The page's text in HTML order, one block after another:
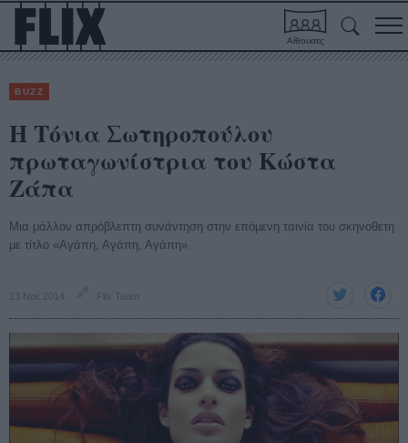
Αίθουσες
BUZZ
Η Τόνια Σωτηροπούλου
πρωταγωνίστρια του Κώστα
Ζάπα
Μια μάλλον απρόβλεπτη συνάντηση στην επόμενη ταινία του σκηνοθετη
με τίτλο «Αγάπη, Αγάπη, Αγάπη».
13 Νοέ 2014 Flix Team